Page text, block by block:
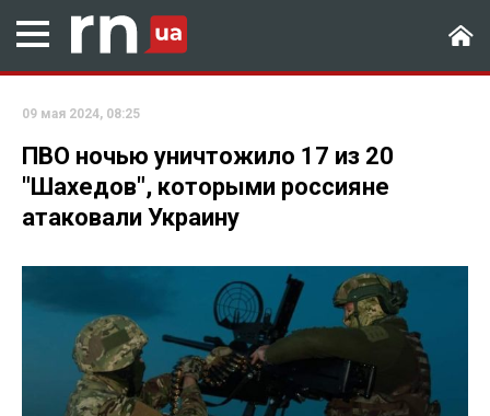
09 мая 2024, 08:25
ПВО ночью уничтожило 17 из 20
"Шахедов", которыми россияне
атаковали Украину